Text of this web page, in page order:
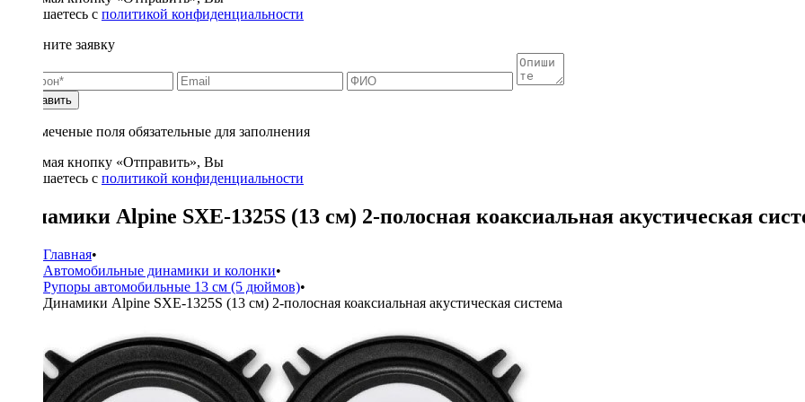
соглашаетесь с политикой конфиденциальности
Заполните заявку
Отправить
* - отмеченые поля обязательные для заполнения
Нажимая кнопку «Отправить», Вы
соглашаетесь с политикой конфиденциальности
Динамики Alpine SXE-1325S (13 см) 2-полосная коаксиальная акустическая
Главная•
Автомобильные динамики и колонки•
Рупоры автомобильные 13 см (5 дюймов)•
Динамики Alpine SXE-1325S (13 см) 2-полосная коаксиальная акустическая система